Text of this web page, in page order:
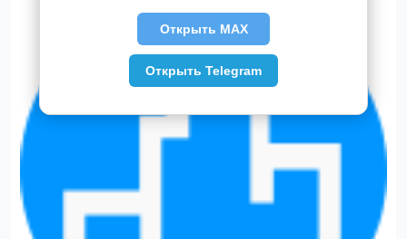
Открыть MAX
Открыть Telegram